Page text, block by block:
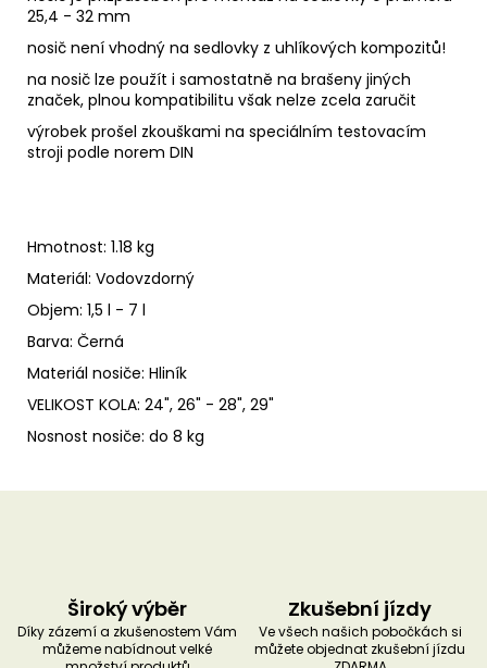
25,4 - 32 mm
nosič není vhodný na sedlovky z uhlíkových kompozitů!
na nosič lze použít i samostatně na brašeny jiných
značek, plnou kompatibilitu však nelze zcela zaručit
výrobek prošel zkouškami na speciálním testovacím
stroji podle norem DIN
Hmotnost: 1.18 kg
Materiál: Vodovzdorný
Objem: 1,5 l - 7 l
Barva: Černá
Materiál nosiče: Hliník
VELIKOST KOLA: 24", 26" - 28", 29"
Nosnost nosiče: do 8 kg
Široký výběr
Díky zázemí a zkušenostem Vám
můžeme nabídnout velké
Zkušební jízdy
Ve všech našich pobočkách si
můžete objednat zkušební jízdu